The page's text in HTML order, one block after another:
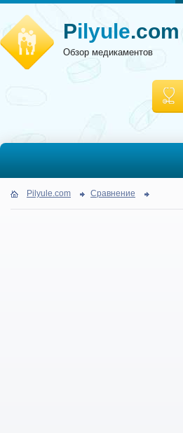
Pilyule.com
Обзор медикаментов
Pilyule.com Сравнение